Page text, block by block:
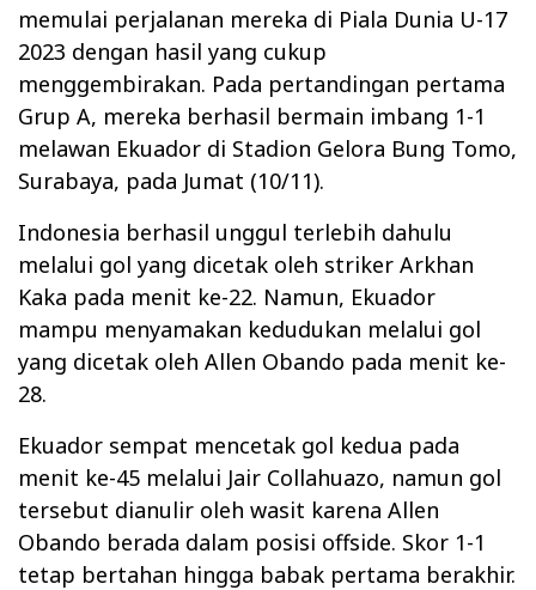
memulai perjalanan mereka di Piala Dunia U-17
2023 dengan hasil yang cukup
menggembirakan. Pada pertandingan pertama
Grup A, mereka berhasil bermain imbang 1-1
melawan Ekuador di Stadion Gelora Bung Tomo,
Surabaya, pada Jumat (10/11).
Indonesia berhasil unggul terlebih dahulu
melalui gol yang dicetak oleh striker Arkhan
Kaka pada menit ke-22. Namun, Ekuador
mampu menyamakan kedudukan melalui gol
yang dicetak oleh Allen Obando pada menit ke-
28.
Ekuador sempat mencetak gol kedua pada
menit ke-45 melalui Jair Collahuazo, namun gol
tersebut dianulir oleh wasit karena Allen
Obando berada dalam posisi offside. Skor 1-1
tetap bertahan hingga babak pertama berakhir.